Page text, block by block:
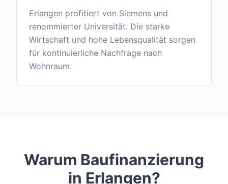
Erlangen profitiert von Siemens und
renommierter Universität. Die starke
Wirtschaft und hohe Lebensqualität sorgen
für kontinuierliche Nachfrage nach
Wohnraum.
Warum Baufinanzierung
in Erlangen?